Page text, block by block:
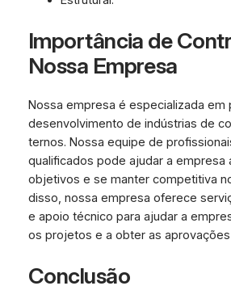
Importância de
Nossa Empresa
Nossa empresa é especializada em
desenvolvimento de indústrias de
ternos. Nossa equipe de
qualificados pode ajudar a empresa
objetivos e se manter competitiva
disso, nossa empresa oferece
e apoio técnico para ajudar a
os projetos e a obter as
Conclusão